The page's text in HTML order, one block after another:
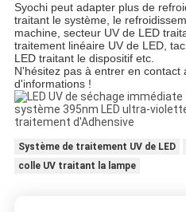
Syochi peut adapter plus de
traitant le système, le
machine, secteur UV de LED
traitement linéaire UV de LED,
LED traitant le dispositif etc.
N'hésitez pas à entrer en contact
d'informations !
Système de traitement UV de LED
colle UV traitant la lampe